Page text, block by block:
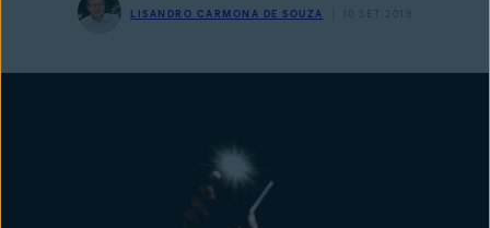
LISANDRO CARMONA DE SOUZA 10 SET 2019